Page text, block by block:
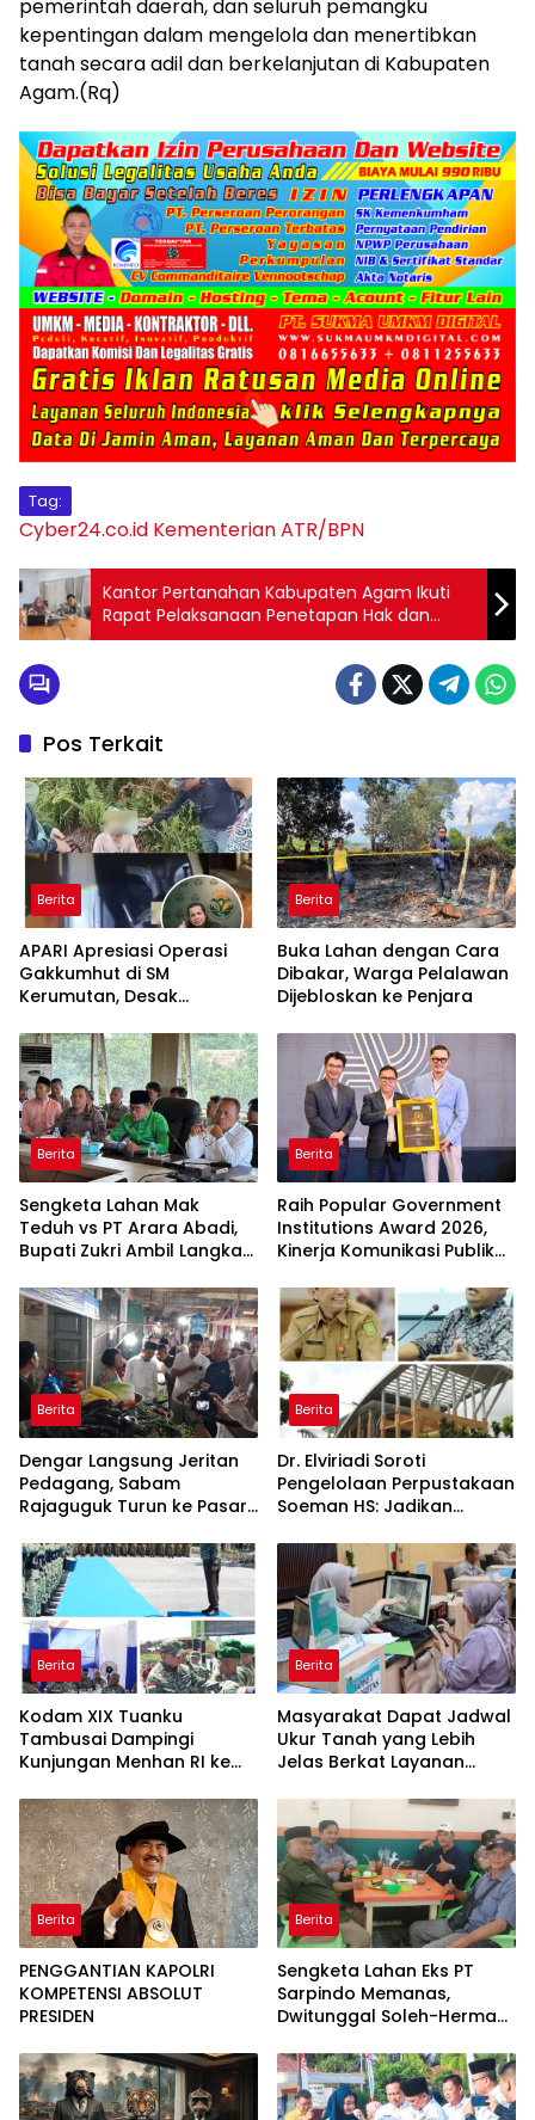
pemerintah daerah, dan seluruh pemangku
kepentingan dalam mengelola dan menertibkan
tanah secara adil dan berkelanjutan di Kabupaten
Agam.(Rq)
Tag:
Cyber24.co.id Kementerian ATR/BPN
Kantor Pertanahan Kabupaten Agam Ikuti
Rapat Pelaksanaan Penetapan Hak dan
Pendaftaran Tanah Bersama Kanwil BPN
Pos Terkait
Berita
APARI Apresiasi Operasi
Gakkumhut di SM
Kerumutan, Desak
Jaringan Pembalak Liar
Berita
Buka Lahan dengan Cara
Dibakar, Warga Pelalawan
Dijebloskan ke Penjara
Berita
Sengketa Lahan Mak
Teduh vs PT Arara Abadi,
Bupati Zukri Ambil Langkah
Berita
Raih Popular Government
Institutions Award 2026,
Kinerja Komunikasi Publik
Kembali Diakui
Berita
Dengar Langsung Jeritan
Pedagang, Sabam
Rajaguguk Turun ke Pasar
Berita
Dr. Elviriadi Soroti
Pengelolaan Perpustakaan
Soeman HS: Jadikan
Kawah Candradimuka
Intelektual
Berita
Kodam XIX Tuanku
Tambusai Dampingi
Kunjungan Menhan RI ke
Perkuat Pembangunan
Satuan
Berita
Masyarakat Dapat Jadwal
Ukur Tanah yang Lebih
Jelas Berkat Layanan
Berita
PENGGANTIAN KAPOLRI
KOMPETENSI ABSOLUT
PRESIDEN
Berita
Sengketa Lahan Eks PT
Sarpindo Memanas,
Dwitunggal Soleh-Herman
ke Pulau Rupat